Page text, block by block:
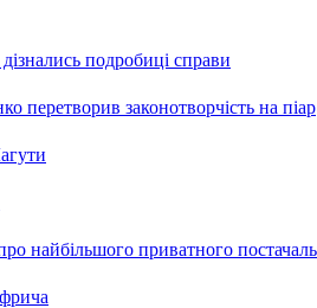
подробиці справи
перетворив законотворчість на піар
найбільшого приватного